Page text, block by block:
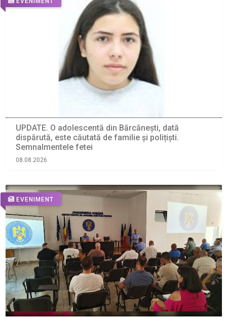
UPDATE. O adolescentă din Bărcănești, dată
dispărută, este căutată de familie și polițiști.
Semnalmentele fetei
08.08.2026
EVENIMENT